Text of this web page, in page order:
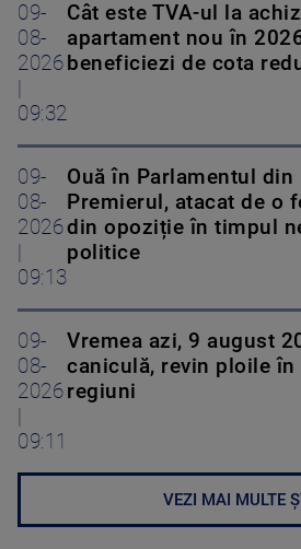
09-
08-
2026
09:32
Cât este TVA-ul la
apartament nou în
beneficiezi de cota
09-
08-
2026
09:13
Ouă în Parlamentul din
Premierul, atacat de o
din opoziție în timpul
politice
09-
08-
2026
09:11
Vremea azi, 9 august
caniculă, revin ploile
regiuni
VEZI MAI MULTE